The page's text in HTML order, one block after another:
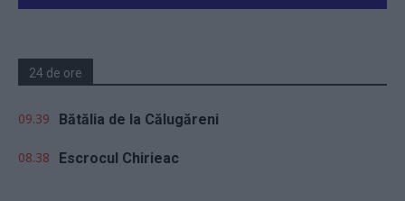
24 de ore
09.39 Bătălia de la Călugăreni
08.38 Escrocul Chirieac